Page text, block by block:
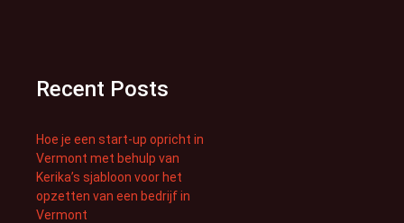
Recent Posts
Hoe je een start-up opricht in
Vermont met behulp van
Kerika’s sjabloon voor het
opzetten van een bedrijf in
Vermont